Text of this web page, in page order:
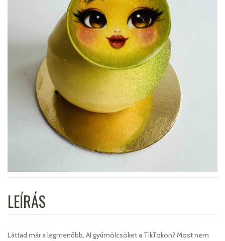
LEÍRÁS
Láttad már a legmenőbb, AI gyümölcsöket a TikTokon? Most nem